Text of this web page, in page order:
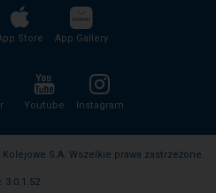
Store App Gallery
Youtube Instagram
S.A. Wszelkie prawa zastrzeżone.
3.0.1.52